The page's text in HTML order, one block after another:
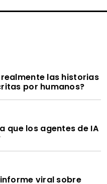
las historias
por humanos?
que los agentes de IA
viral sobre